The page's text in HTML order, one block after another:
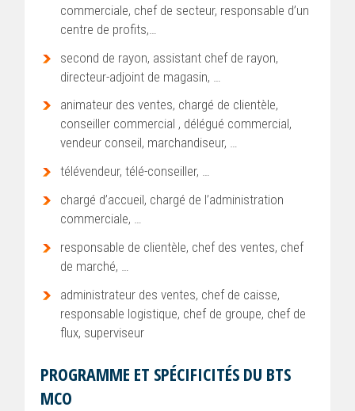
commerciale, chef de secteur, responsable d’un
centre de profits,…
second de rayon, assistant chef de rayon,
directeur-adjoint de magasin, …
animateur des ventes, chargé de clientèle,
conseiller commercial , délégué commercial,
vendeur conseil, marchandiseur, …
télévendeur, télé-conseiller, …
chargé d’accueil, chargé de l’administration
commerciale, …
responsable de clientèle, chef des ventes, chef
de marché, …
administrateur des ventes, chef de caisse,
responsable logistique, chef de groupe, chef de
flux, superviseur
PROGRAMME ET SPÉCIFICITÉS DU BTS
MCO